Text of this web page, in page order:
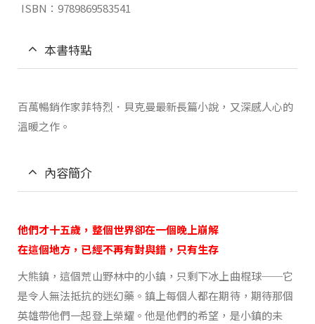
ISBN：9789869583541
本書特點
百萬暢銷作家菲特烈．貝克曼最新長篇小說，又深感人心的
溫暖之作。
內容簡介
他們才十五歲，整個世界卻在一個晚上崩解
在這個地方，已經不再有對與錯，只有生存
大熊鎮，這個荒山野林中的小鎮，只剩下冰上曲棍球──它
是令人無法抵抗的迷幻藥。鎮上每個人都在期待，期待那個
英雄帶他們一起登上榮耀。他是他們的希望，是小鎮的未